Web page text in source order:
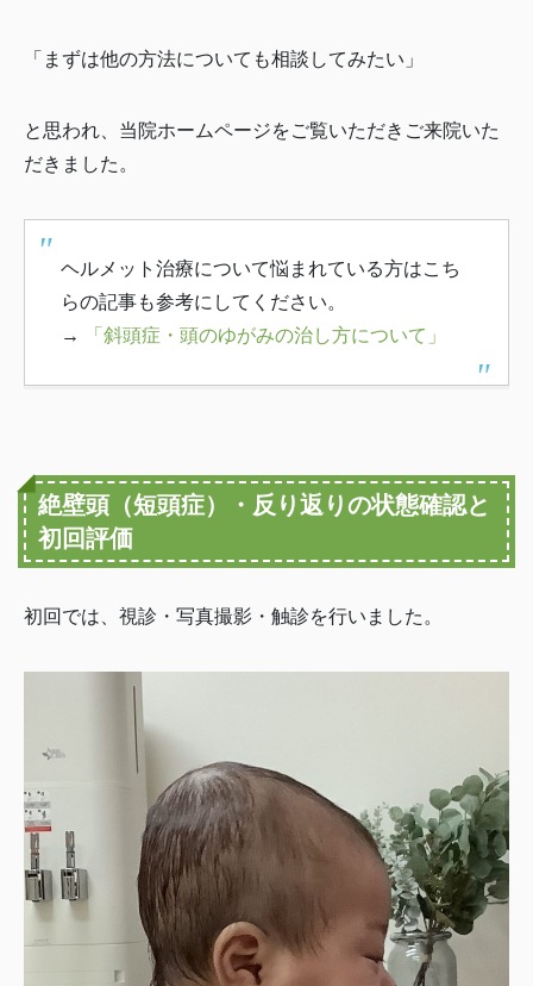
「まずは他の方法についても相談してみたい」
と思われ、当院ホームページをご覧いただきご来院いた
だきました。
ヘルメット治療について悩まれている方はこち
らの記事も参考にしてください。
→
「斜頭症・頭のゆがみの治し方について」
絶壁頭（短頭症）・反り返りの状態確認と
初回評価
初回では、視診・写真撮影・触診を行いました。